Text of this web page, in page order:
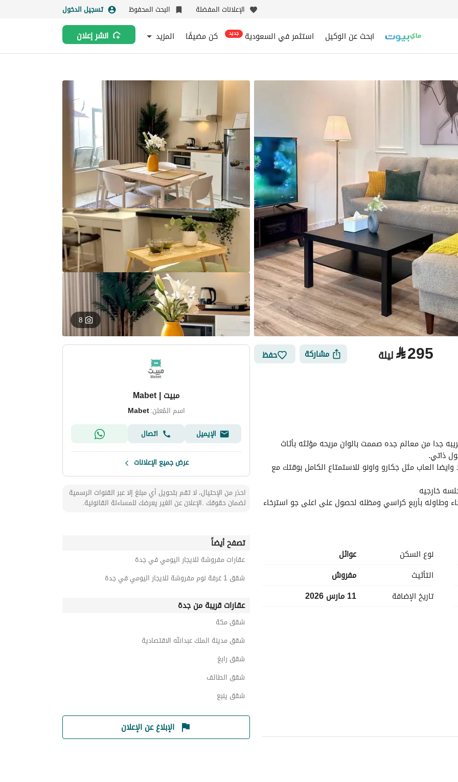
الإعلانات المفضلة البحث المحفوظ تسجيل الدخول
ابحث عن الوكيل استثمر في السعودية جديد كن مضيفًا المزيد انشر إعلان
8
⃁295 ليلة مشاركة حفظ
ذاتي.
خارجيه
وطاوله بأربع كراسي ومظله لحصول على اعلى جو استرخاء
نوع السكن
عوائل
التأثيث
مفروش
تاريخ الإضافة
11 مارس 2026
مبيت | Mabet
اسم المُعلن:Mabet
الإيميل
اتصال
عرض جميع الإعلانات
احذر من الإحتيال، لا تقم بتحويل أي مبلغ إلا عبر القنوات الرسمية
لضمان حقوقك .الإعلان عن الغير يعرضك للمساءلة القانونية.
تصفح أيضاً
عقارات مفروشة للايجار اليومي في جدة
شقق 1 غرفة نوم مفروشة للايجار اليومي في جدة
عقارات قريبة من جدة
شقق مكة
شقق مدينة الملك عبدالله الاقتصادية
شقق رابغ
شقق الطائف
شقق ينبع
الإبلاغ عن الإعلان